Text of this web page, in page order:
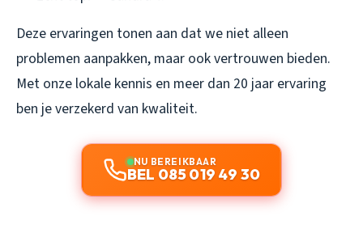
Deze ervaringen tonen aan dat we niet alleen
problemen aanpakken, maar ook vertrouwen bieden.
Met onze lokale kennis en meer dan 20 jaar ervaring
ben je verzekerd van kwaliteit.
NU BEREIKBAAR
BEL 085 019 49 30